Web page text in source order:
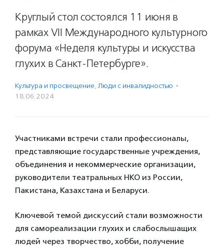
Круглый стол состоялся 11 июня в
рамках VII Международного культурного
форума «Неделя культуры и искусства
глухих в Санкт‑Петербурге».
Культура и просвещение, Люди с инвалидностью ·
18.06.2024
Участниками встречи стали профессионалы,
представляющие государственные учреждения,
объединения и некоммерческие организации,
руководители театральных НКО из России,
Пакистана, Казахстана и Беларуси.
Ключевой темой дискуссий стали возможности
для самореализации глухих и слабослышащих
людей через творчество, хобби, получение